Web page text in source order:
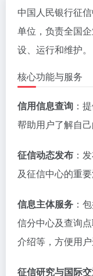
中国人民银行征
单位，负责全国
设、运行和维护。
核心功能与服务
信用信息查询 ：
帮助用户了解自己
征信动态发布 ：
及征信中心的重要
信息主体服务 ：
信分中心及查询
介绍等，方便用
征信研究与国际